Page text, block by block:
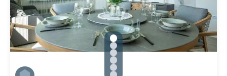
gallery.slide_selector
Zu Slide 1 wechseln
Zu Slide 2 wechseln
Zu Slide 3 wechseln
Zu Slide 4 wechseln